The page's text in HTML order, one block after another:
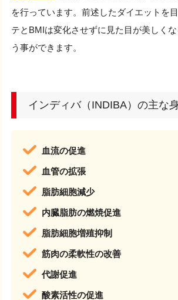
を行っています。前述したダイエットを
テとBMIは変化させずに見た目が美しく
う事ができます。
インディバ（INDIBA）の主な
血流の促進
血管の拡張
脂肪細胞減少
内臓脂肪の燃焼促進
脂肪細胞増殖抑制
筋肉の柔軟性の改善
代謝促進
酸素活性の促進